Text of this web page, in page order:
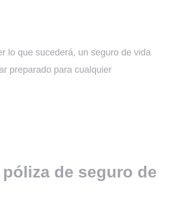
lo que sucederá, un seguro de vida
preparado para cualquier
de seguro de